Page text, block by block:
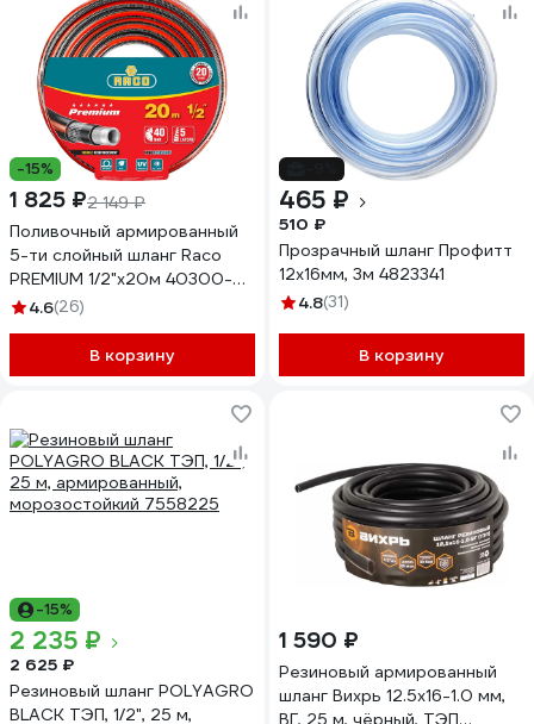
-15%
1 825 ₽2 149 ₽
Поливочный армированный
5-ти слойный шланг Raco
PREMIUM 1/2"x20м 40300-
1/2-20_z01
4.6(26)
В корзину
465 ₽
510 ₽
Прозрачный шланг Профитт
12x16мм, 3м 4823341
4.8(31)
В корзину
-15%
2 235 ₽
2 625 ₽
Резиновый шланг POLYAGRO
BLACK ТЭП, 1/2", 25 м,
1 590 ₽
Резиновый армированный
шланг Вихрь 12.5x16-1.0 мм,
ВГ, 25 м, чёрный, ТЭП